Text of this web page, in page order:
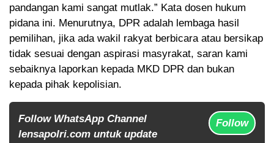
pandangan kami sangat mutlak.” Kata dosen hukum
pidana ini. Menurutnya, DPR adalah lembaga hasil
pemilihan, jika ada wakil rakyat berbicara atau bersikap
tidak sesuai dengan aspirasi masyrakat, saran kami
sebaiknya laporkan kepada MKD DPR dan bukan
kepada pihak kepolisian.
Follow WhatsApp Channel
lensapolri.com untuk update
Follow